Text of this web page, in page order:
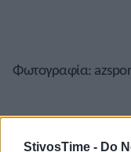
StivosTime - Do
Φωτογραφία: